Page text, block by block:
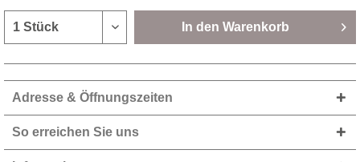
In den Warenkorb
Adresse & Öffnungszeiten
So erreichen Sie uns